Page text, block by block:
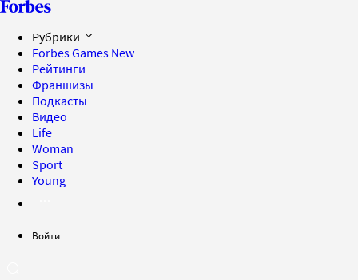
Рубрики
Forbes Games New
Рейтинги
Франшизы
Подкасты
Видео
Life
Woman
Sport
Young
Войти